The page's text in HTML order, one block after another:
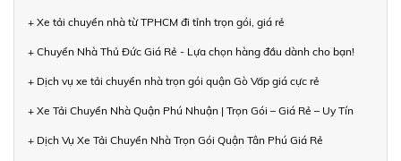
+ Xe tải chuyển nhà từ TPHCM đi tỉnh trọn gói, giá rẻ
+ Chuyển Nhà Thủ Đức Giá Rẻ - Lựa chọn hàng đầu dành cho bạn!
+ Dịch vụ xe tải chuyển nhà trọn gói quận Gò Vấp giá cực rẻ
+ Xe Tải Chuyển Nhà Quận Phú Nhuận | Trọn Gói – Giá Rẻ – Uy Tín
+ Dịch Vụ Xe Tải Chuyển Nhà Trọn Gói Quận Tân Phú Giá Rẻ